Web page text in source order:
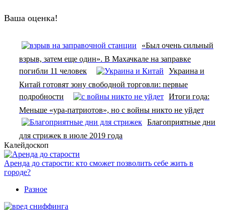
Ваша оценка!
«Был очень сильный
взрыв, затем еще один». В Махачкале на заправке
погибли 11 человек
Украина и
Китай готовят зону свободной торговли: первые
подробности
Итоги года:
Меньше «ура-патриотов», но с войны никто не уйдет
Благоприятные дни
для стрижек в июле 2019 года
Калейдоскоп
Аренда до старости: кто сможет позволить себе жить в
городе?
Разное